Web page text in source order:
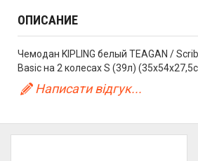
ОПИСАНИЕ
Чемодан KIPLING белый TEAGAN /
Basic на 2 колесах S (39л)
Написати відгук...